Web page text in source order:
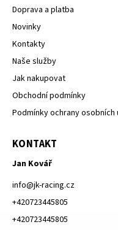
Doprava a platba
Novinky
Kontakty
Naše služby
Jak nakupovat
Obchodní podmínky
Podmínky ochrany osobních
KONTAKT
Jan Kovář
info@jk-racing.cz
+420723445805
+420723445805